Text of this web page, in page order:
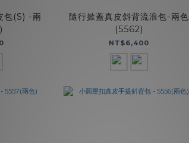
包(S) -兩
隨行掀蓋真皮斜背流浪包-兩色
(5562)
NT$6,400